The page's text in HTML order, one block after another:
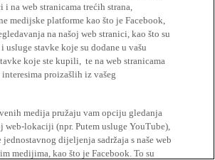
i na web stranicama trećih strana,
medijske platforme kao što je Facebook,
na našoj web stranici, kao što su
stavke koje su dodane u vašu
koje ste kupili, te na web stranicama
proizašlih iz vašeg
medija pružaju vam opciju gledanja
web-lokaciji (npr. Putem usluge YouTube),
dijeljenja sadržaja s naše web
medijima, kao što je Facebook. To su